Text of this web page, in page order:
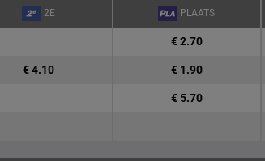
2E PLAATS
€ 2.70
€ 4.10 € 1.90
€ 5.70